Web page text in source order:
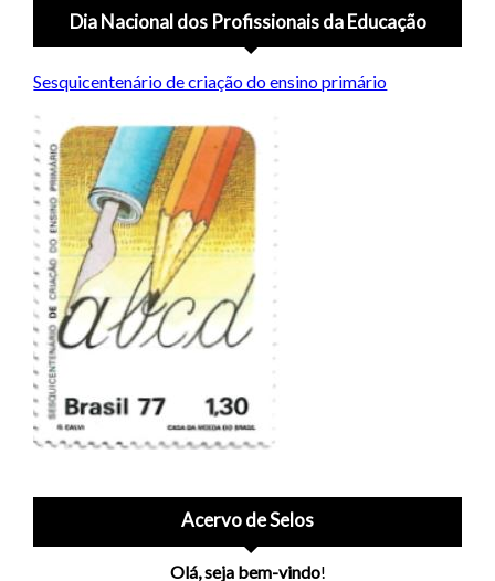
Dia Nacional dos Profissionais da Educação
Sesquicentenário de criação do ensino primário
Acervo de Selos
Olá, seja bem-vindo!